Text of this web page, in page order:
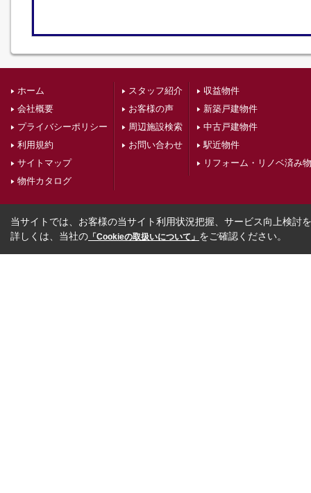
ホーム
会社概要
プライバシーポリシー
利用規約
サイトマップ
物件カタログ
スタッフ紹介
お客様の声
周辺施設検索
お問い合わせ
収益物件
新築戸建物件
中古戸建物件
駅近物件
リフォーム・リノベ済み
当サイトでは、お客様の当サイト利用状況把握、サービス向上検討
詳しくは、当社の 「Cookieの取扱いについて」 をご確認ください。